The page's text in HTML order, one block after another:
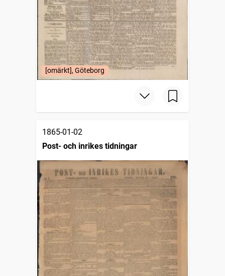
[omärkt], Göteborg
1865-01-02
Post- och inrikes tidningar